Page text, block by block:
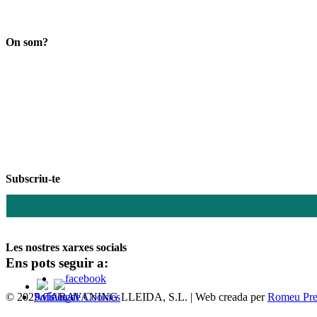
On som?
Subscriu-te
Les nostres xarxes socials
Ens pots seguir a:
© 2025 CARAVANING LLEIDA, S.L. | Web creada perRomeu
Política de Cookies
Avís legal